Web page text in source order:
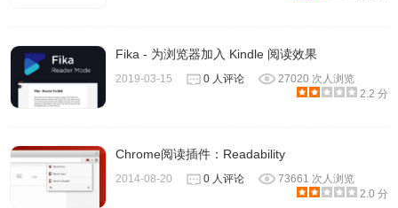
Fika - 为浏览器加入 Kindle 阅读效果
2019-03-15 0 人评论
27020 次人浏览
2.2 分
Chrome阅读插件：Readability
2014-08-20 0 人评论
73661 次人浏览
2.0 分